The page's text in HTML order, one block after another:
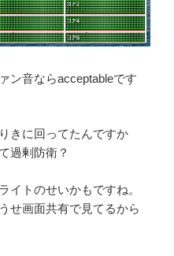
ン音ならacceptableです
きに回ってたんですか
過剰防衛？
イトのせいかもですね。
せ画面共有で見てるから